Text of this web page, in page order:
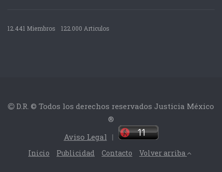
12.441 Miembros 122.000 Articulos
D.R. © Todos los derechos reservados Justicia México
®
Aviso Legal |
Inicio Publicidad Contacto Volver arriba